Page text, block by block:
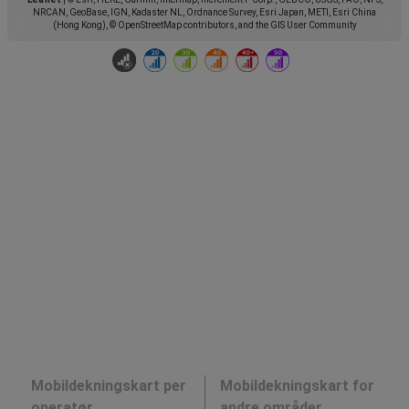
NRCAN, GeoBase, IGN, Kadaster NL, Ordnance Survey, Esri Japan, METI, Esri China
(Hong Kong), © OpenStreetMap contributors, and the GIS User Community
Mobildekningskart per
Mobildekningskart for